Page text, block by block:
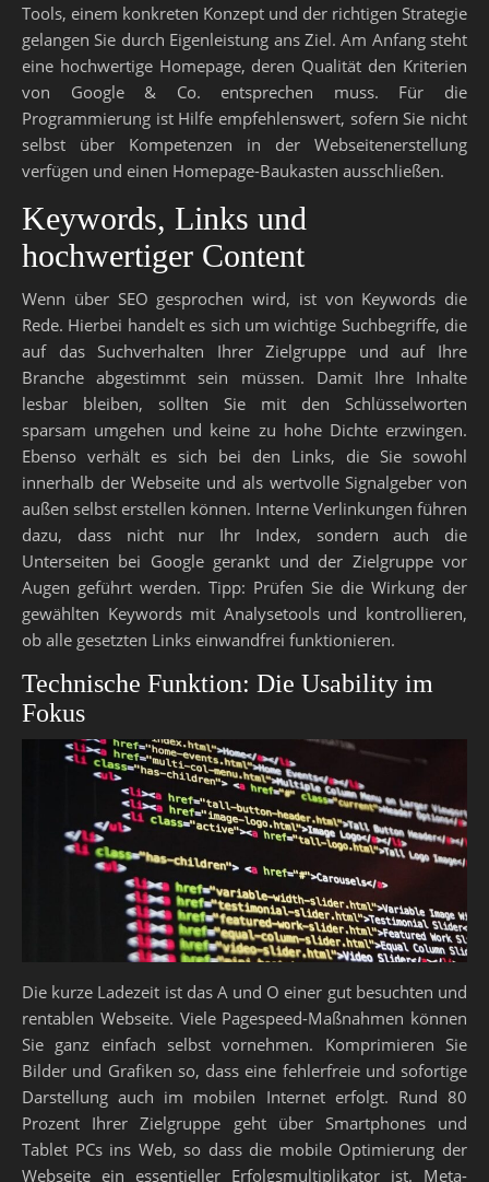
Tools, einem konkreten Konzept und der richtigen Strategie
gelangen Sie durch Eigenleistung ans Ziel. Am Anfang steht
eine hochwertige Homepage, deren Qualität den Kriterien
von Google & Co. entsprechen muss. Für die
Programmierung ist Hilfe empfehlenswert, sofern Sie nicht
selbst über Kompetenzen in der Webseitenerstellung
verfügen und einen Homepage-Baukasten ausschließen.
Keywords, Links und
hochwertiger Content
Wenn über SEO gesprochen wird, ist von Keywords die
Rede. Hierbei handelt es sich um wichtige Suchbegriffe, die
auf das Suchverhalten Ihrer Zielgruppe und auf Ihre
Branche abgestimmt sein müssen. Damit Ihre Inhalte
lesbar bleiben, sollten Sie mit den Schlüsselworten
sparsam umgehen und keine zu hohe Dichte erzwingen.
Ebenso verhält es sich bei den Links, die Sie sowohl
innerhalb der Webseite und als wertvolle Signalgeber von
außen selbst erstellen können. Interne Verlinkungen führen
dazu, dass nicht nur Ihr Index, sondern auch die
Unterseiten bei Google gerankt und der Zielgruppe vor
Augen geführt werden. Tipp: Prüfen Sie die Wirkung der
gewählten Keywords mit Analysetools und kontrollieren,
ob alle gesetzten Links einwandfrei funktionieren.
Technische Funktion: Die Usability im
Fokus
Die kurze Ladezeit ist das A und O einer gut besuchten und
rentablen Webseite. Viele Pagespeed-Maßnahmen können
Sie ganz einfach selbst vornehmen. Komprimieren Sie
Bilder und Grafiken so, dass eine fehlerfreie und sofortige
Darstellung auch im mobilen Internet erfolgt. Rund 80
Prozent Ihrer Zielgruppe geht über Smartphones und
Tablet PCs ins Web, so dass die mobile Optimierung der
Webseite ein essentieller Erfolgsmultiplikator ist. Meta-